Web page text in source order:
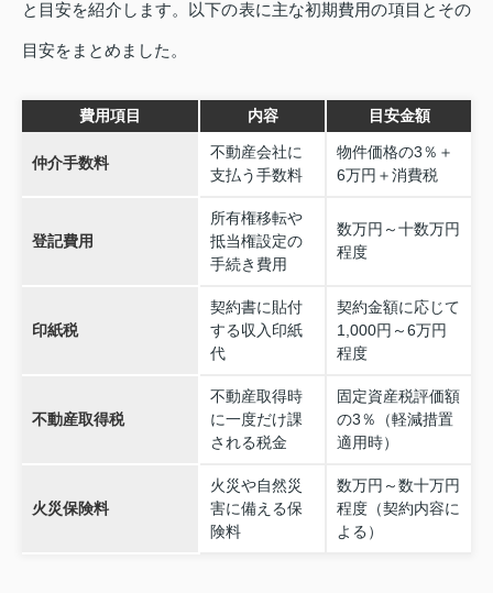
と目安を紹介します。以下の表に主な初期費用の項目とその
目安をまとめました。
費用項目 内容 目安金額
仲介手数料
不動産会社に
支払う手数料
物件価格の3％＋
6万円＋消費税
登記費用
所有権移転や
抵当権設定の
手続き費用
数万円～十数万円
程度
印紙税
契約書に貼付
する収入印紙
代
契約金額に応じて
1,000円～6万円
程度
不動産取得税
不動産取得時
に一度だけ課
される税金
固定資産税評価額
の3％（軽減措置
適用時）
火災保険料
火災や自然災
害に備える保
険料
数万円～数十万円
程度（契約内容に
よる）